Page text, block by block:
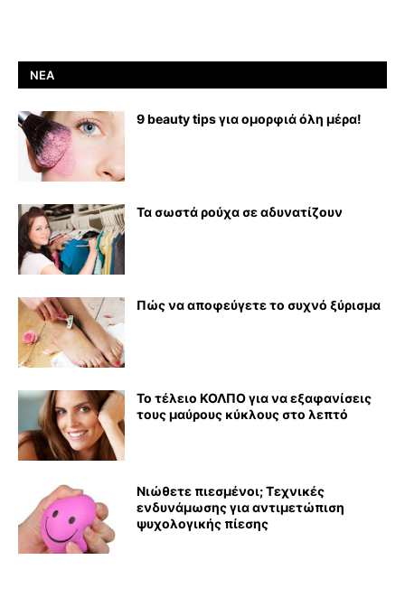
ΝΈΑ
9 beauty tips για ομορφιά όλη μέρα!
Τα σωστά ρούχα σε αδυνατίζουν
Πώς να αποφεύγετε το συχνό ξύρισμα
Το τέλειο ΚΟΛΠΟ για να εξαφανίσεις
τους μαύρους κύκλους στο λεπτό
Νιώθετε πιεσμένοι; Τεχνικές
ενδυνάμωσης για αντιμετώπιση
ψυχολογικής πίεσης